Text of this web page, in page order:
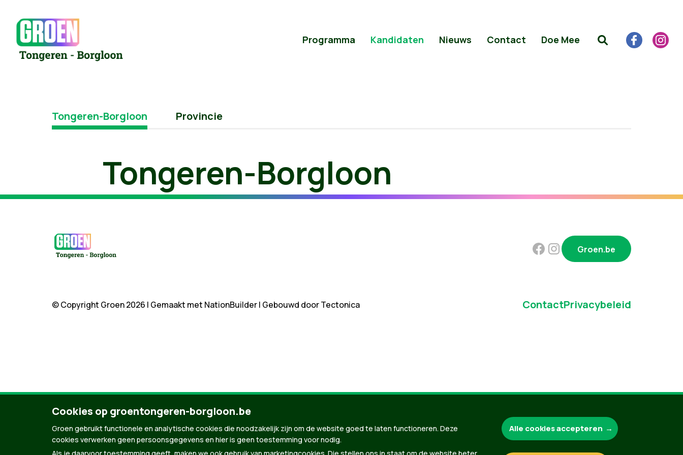
Programma Kandidaten Nieuws Contact Doe Mee
Tongeren-Borgloon Provincie
Tongeren-Borgloon
Groen.be
© Copyright Groen 2026 | Gemaakt met NationBuilder| Gebouwd doorTectonica ContactPrivacybeleid
Cookies op groentongeren-borgloon.be
Groen gebruikt functionele en analytische cookies die noodzakelijk zijn om de website goed te laten functioneren. Deze
cookies verwerken geen persoonsgegevens en hier is geen toestemming voor nodig.
Alle cookies accepteren